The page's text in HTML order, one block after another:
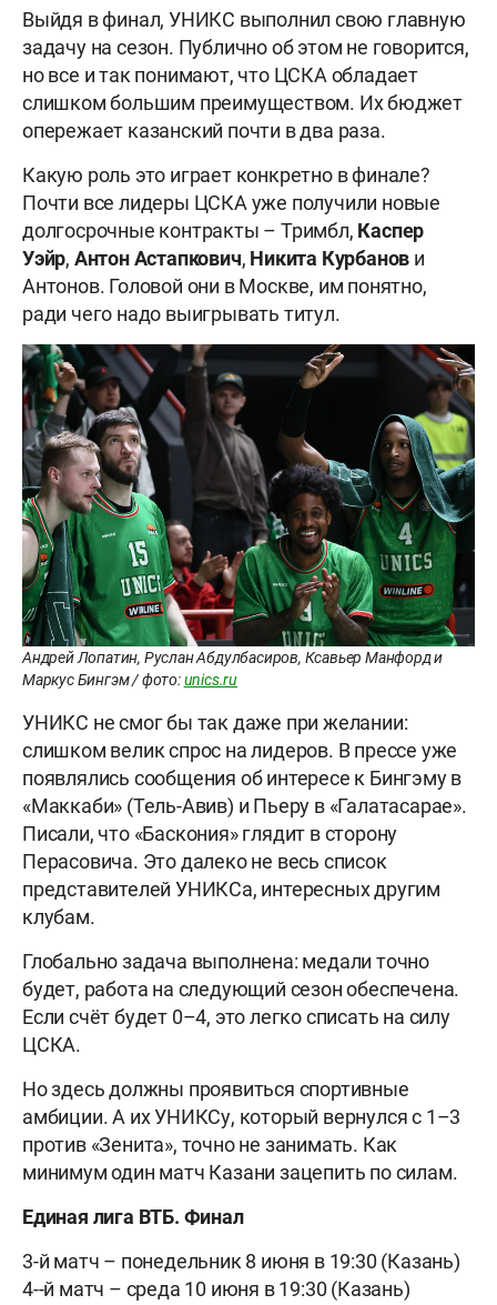
Выйдя в финал, УНИКС выполнил свою главную
задачу на сезон. Публично об этом не говорится,
но все и так понимают, что ЦСКА обладает
слишком большим преимуществом. Их бюджет
опережает казанский почти в два раза.
Какую роль это играет конкретно в финале?
Почти все лидеры ЦСКА уже получили новые
долгосрочные контракты – Тримбл, Каспер
Уэйр, Антон Астапкович, Никита Курбанов и
Антонов. Головой они в Москве, им понятно,
ради чего надо выигрывать титул.
Андрей Лопатин, Руслан Абдулбасиров, Ксавьер Манфорд и
Маркус Бингэм / фото:unics.ru
УНИКС не смог бы так даже при желании:
слишком велик спрос на лидеров. В прессе уже
появлялись сообщения об интересе к Бингэму в
«Маккаби» (Тель-Авив) и Пьеру в «Галатасарае».
Писали, что «Баскония» глядит в сторону
Перасовича. Это далеко не весь список
представителей УНИКСа, интересных другим
клубам.
Глобально задача выполнена: медали точно
будет, работа на следующий сезон обеспечена.
Если счëт будет 0–4, это легко списать на силу
ЦСКА.
Но здесь должны проявиться спортивные
амбиции. А их УНИКСу, который вернулся с 1–3
против «Зенита», точно не занимать. Как
минимум один матч Казани зацепить по силам.
Единая лига ВТБ. Финал
3-й матч – понедельник 8 июня в 19:30 (Казань)
4--й матч – среда 10 июня в 19:30 (Казань)